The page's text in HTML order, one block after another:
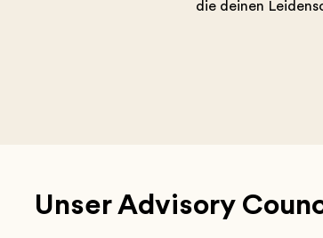
die deinen
Unser Advisory